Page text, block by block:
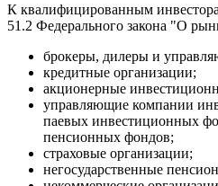
К квалифицированным
51.2 Федерального закона "О
брокеры, дилеры и
кредитные организации;
акционерные
управляющие компании
паевых инвестиционных
пенсионных фондов;
страховые организации;
негосударственные